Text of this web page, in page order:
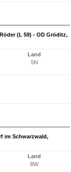
(L 59) - OD Gröditz,
Land
SN
im Schwarzwald,
Land
BW